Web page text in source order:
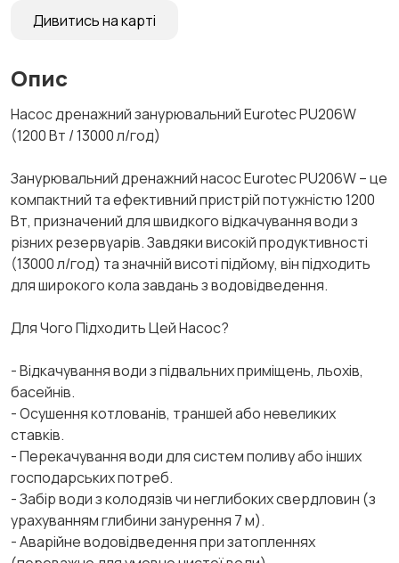
Дивитись на карті
Опис
Насос дренажний занурювальний Eurotec PU206W
(1200 Вт / 13000 л/год)
Занурювальний дренажний насос Eurotec PU206W – це
компактний та ефективний пристрій потужністю 1200
Вт, призначений для швидкого відкачування води з
різних резервуарів. Завдяки високій продуктивності
(13000 л/год) та значній висоті підйому, він підходить
для широкого кола завдань з водовідведення.
Для Чого Підходить Цей Насос?
- Відкачування води з підвальних приміщень, льохів,
басейнів.
- Осушення котлованів, траншей або невеликих
ставків.
- Перекачування води для систем поливу або інших
господарських потреб.
- Забір води з колодязів чи неглибоких свердловин (з
урахуванням глибини занурення 7 м).
- Аварійне водовідведення при затопленнях